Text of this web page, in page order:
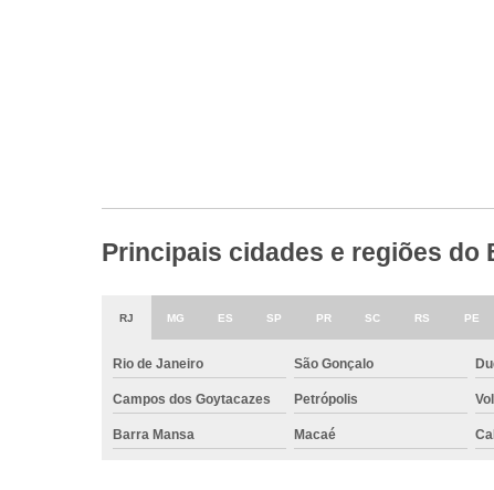
Principais cidades e regiões do
RJ MG ES SP PR SC RS PE
Rio de Janeiro São Gonçalo
Campos dos Goytacazes Petrópolis
Barra Mansa Macaé